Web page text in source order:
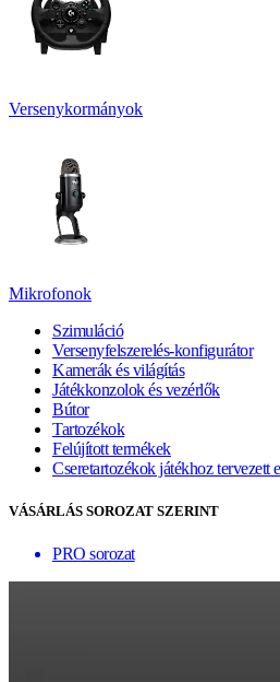
Versenykormányok
Mikrofonok
Szimuláció
Versenyfelszerelés-konfigurátor
Kamerák és világítás
Játékkonzolok és vezérlők
Bútor
Tartozékok
Felújított termékek
Cseretartozékok játékhoz tervezett
VÁSÁRLÁS SOROZAT SZERINT
PRO sorozat